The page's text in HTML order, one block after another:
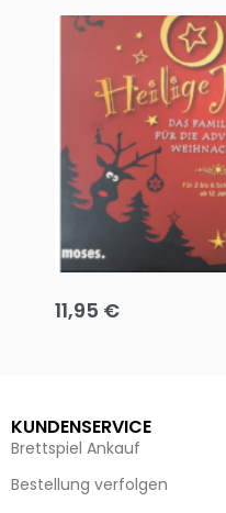
Oh, heilige Nacht!
11,95 €
KUNDENSERVICE
Brettspiel Ankauf
Bestellung verfolgen